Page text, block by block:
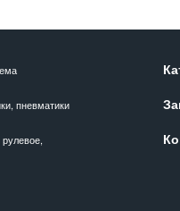
пневматики